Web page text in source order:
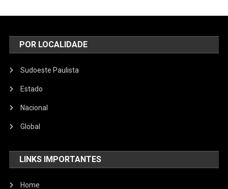
POR LOCALIDADE
Sudoeste Paulista
Estado
Nacional
Global
LINKS IMPORTANTES
Home